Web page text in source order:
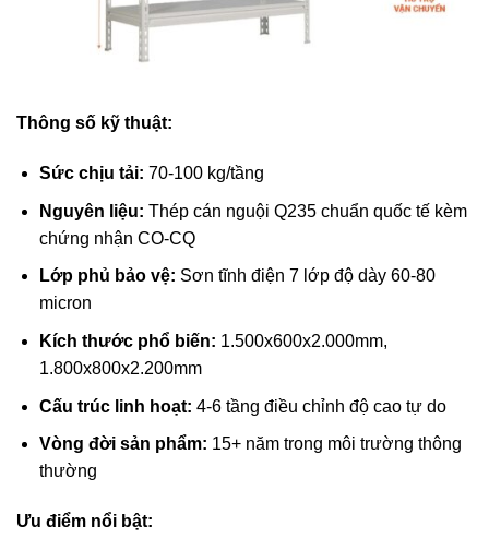
Thông số kỹ thuật:
Sức chịu tải: 70-100 kg/tầng
Nguyên liệu: Thép cán nguội Q235 chuẩn quốc tế kèm
chứng nhận CO-CQ
Lớp phủ bảo vệ: Sơn tĩnh điện 7 lớp độ dày 60-80
micron
Kích thước phổ biến: 1.500x600x2.000mm,
1.800x800x2.200mm
Cấu trúc linh hoạt: 4-6 tầng điều chỉnh độ cao tự do
Vòng đời sản phẩm: 15+ năm trong môi trường thông
thường
Ưu điểm nổi bật: